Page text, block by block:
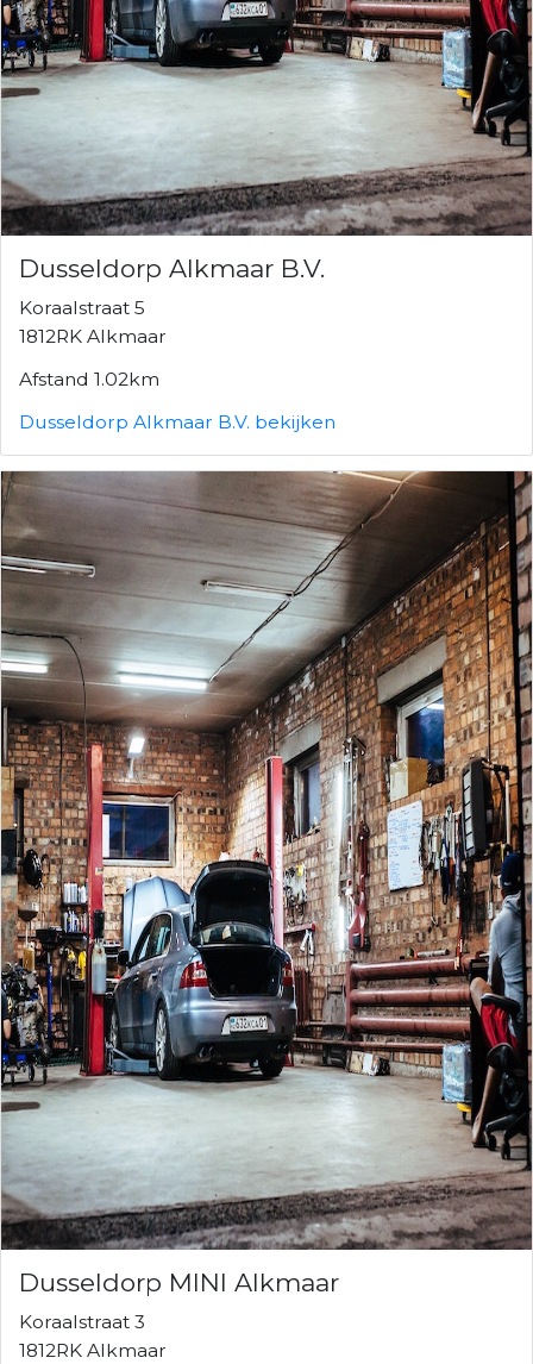
Dusseldorp Alkmaar B.V.
Koraalstraat 5
1812RK Alkmaar
Afstand 1.02km
Dusseldorp Alkmaar B.V. bekijken
Dusseldorp MINI Alkmaar
Koraalstraat 3
1812RK Alkmaar